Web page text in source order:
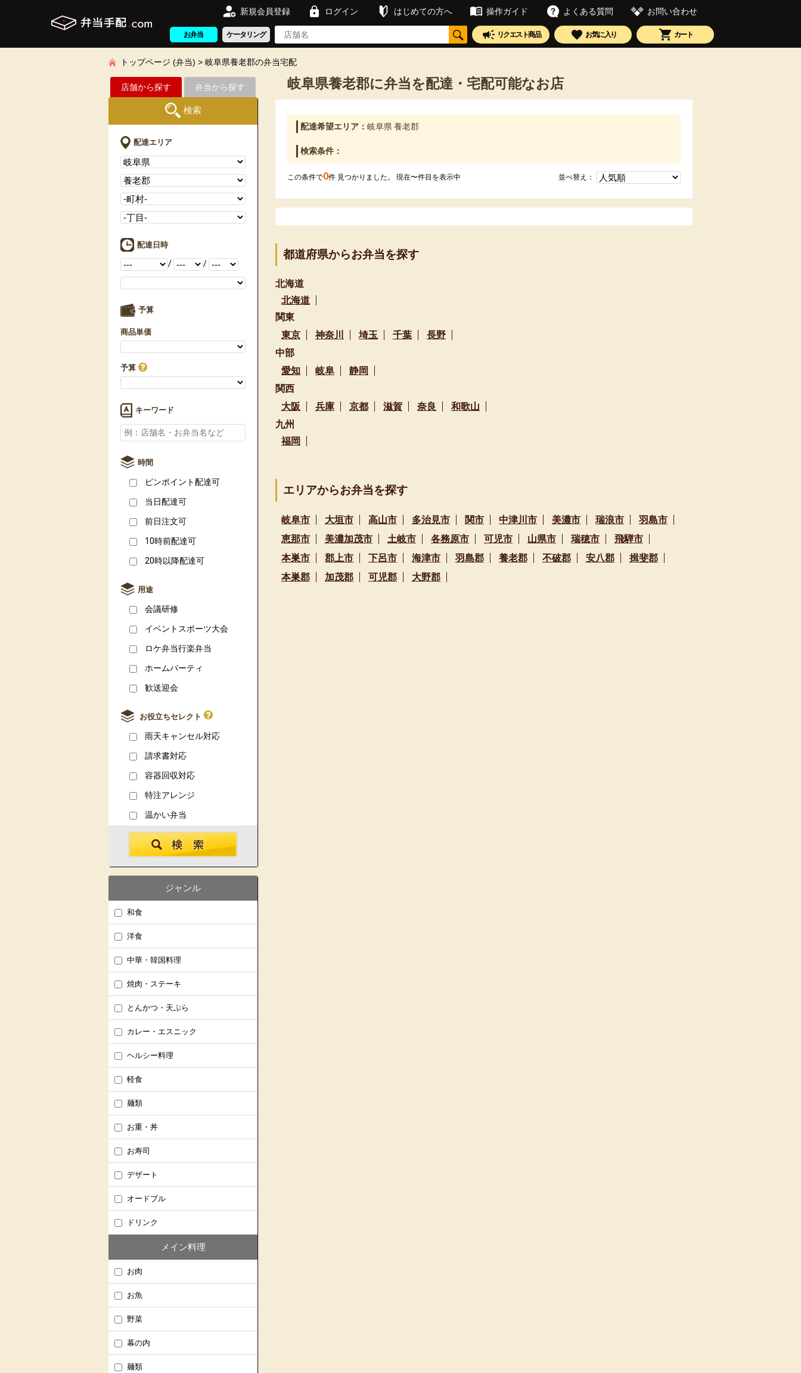
新規会員登録 ログイン はじめての方へ 操作ガイド よくある質問 お問い合わせ
お弁当 ケータリング リクエスト商品 お気に入り カート
トップページ (弁当) 岐阜県養老郡の弁当宅配
店舗から探す 弁当から探す
検索
配達エリア
配達日時
/ /
予算
商品単価
予算
キーワード
時間
ピンポイント配達可
当日配達可
前日注文可
10時前配達可
20時以降配達可
用途
会議研修
イベントスポーツ大会
ロケ弁当行楽弁当
ホームパーティ
歓送迎会
お役立ちセレクト
雨天キャンセル対応
請求書対応
容器回収対応
特注アレンジ
温かい弁当
ジャンル
和食
洋食
中華・韓国料理
焼肉・ステーキ
とんかつ・天ぷら
カレー・エスニック
ヘルシー料理
軽食
麺類
お重・丼
お寿司
デザート
オードブル
ドリンク
メイン料理
お肉
お魚
野菜
幕の内
麺類
岐阜県養老郡に弁当を配達・宅配可能なお店
配達希望エリア： 岐阜県 養老郡
検索条件：
この条件で0件 見つかりました。 現在〜件目を表示中 並べ替え：
都道府県からお弁当を探す
北海道
北海道
関東
東京 神奈川 埼玉 千葉 長野
中部
愛知 岐阜 静岡
関西
大阪 兵庫 京都 滋賀 奈良 和歌山
九州
福岡
エリアからお弁当を探す
岐阜市 大垣市 高山市 多治見市 関市 中津川市 美濃市 瑞浪市
羽島市
恵那市
美濃加茂市 土岐市 各務原市 可児市 山県市 瑞穂市
飛騨市
本巣市
郡上市 下呂市 海津市 羽島郡 養老郡 不破郡 安八郡
揖斐郡
本巣郡
加茂郡 可児郡 大野郡